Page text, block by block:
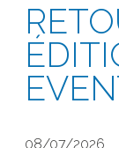
08/07/2026